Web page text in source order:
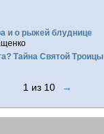
и о рыжей блуднице
Тайна Святой Троицы
1 из 10 →